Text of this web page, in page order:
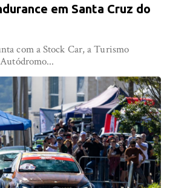
em Santa Cruz do
com a Stock Car, a Turismo